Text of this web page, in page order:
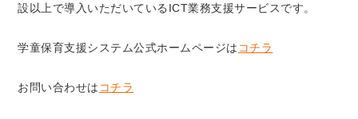
設以上で導入いただいているICT業務支援サービスです。
学童保育支援システム公式ホームページは コチラ
お問い合わせは コチラ